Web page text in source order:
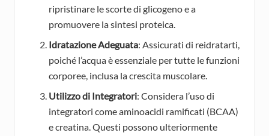
ripristinare le scorte di glicogeno e a
promuovere la sintesi proteica.
Idratazione Adeguata: Assicurati di reidratarti,
poiché l’acqua è essenziale per tutte le funzioni
corporee, inclusa la crescita muscolare.
Utilizzo di Integratori: Considera l’uso di
integratori come aminoacidi ramificati (BCAA)
e creatina. Questi possono ulteriormente